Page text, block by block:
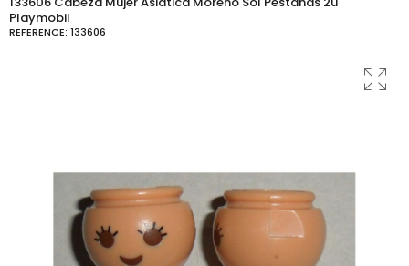
Playmobil
REFERENCE: 133606